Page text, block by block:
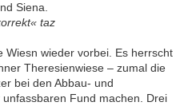
Siena.
taz
Wiesn wieder vorbei. Es herrscht
Theresienwiese – zumal die
bei den Abbau- und
Fund machen. Drei